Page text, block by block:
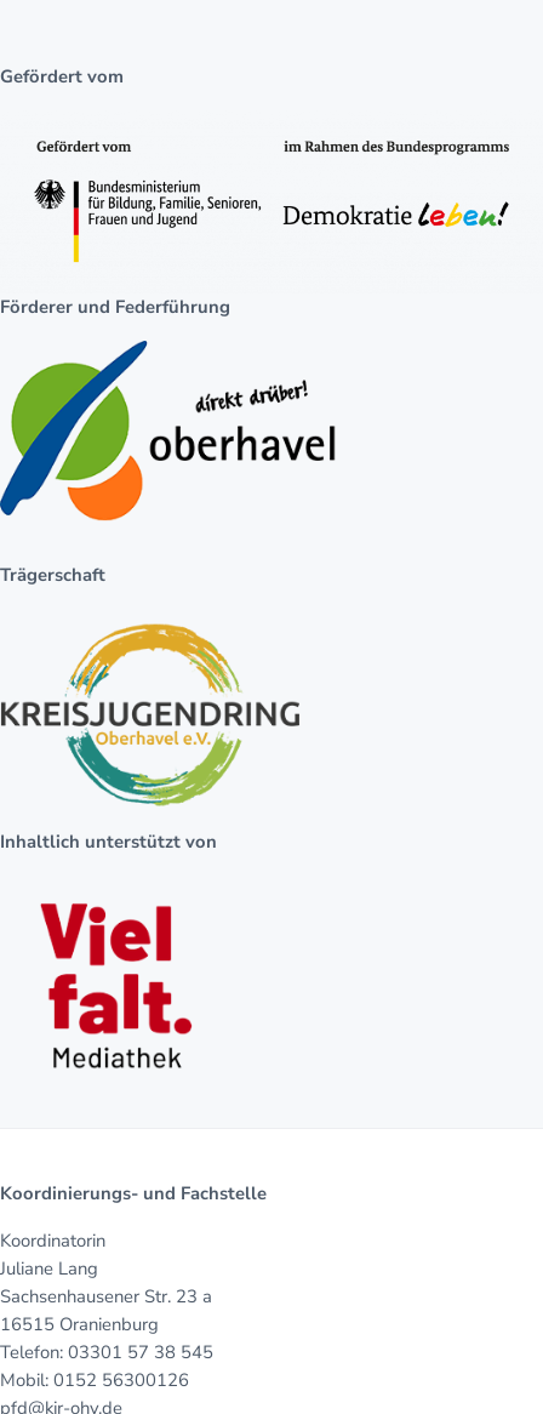
Gefördert vom
Förderer und Federführung
Trägerschaft
Inhaltlich unterstützt von
Koordinierungs- und Fachstelle
Koordinatorin
Juliane Lang
Sachsenhausener Str. 23 a
16515 Oranienburg
Telefon: 03301 57 38 545
Mobil: 0152 56300126
pfd@kjr-ohv.de